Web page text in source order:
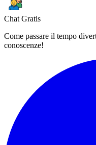
Chat Gratis
Come passare il tempo
conoscenze!